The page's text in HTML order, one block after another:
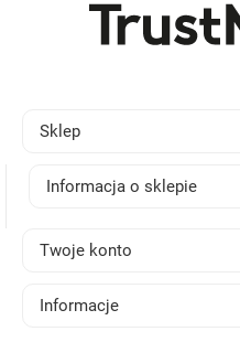
Sklep
Informacja o sklepie
Twoje konto
Informacje